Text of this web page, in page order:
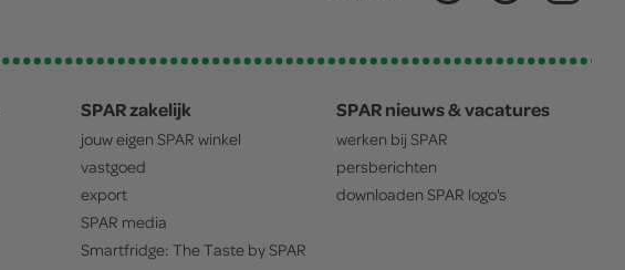
SPAR zakelijk
jouw eigen SPAR winkel
vastgoed
export
SPAR media
Smartfridge: The Taste bySPAR
SPAR nieuws & vacatures
werken bij SPAR
persberichten
downloaden SPAR logo's